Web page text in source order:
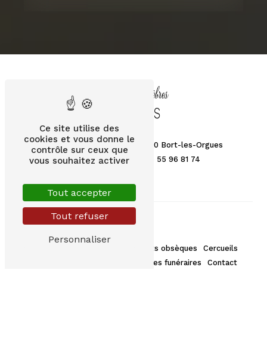
Za du Ruisseau Perdu, 19110 Bort-les-Orgues
05 55 96 73 29
05 55 96 81 74
Plan du site
Contrats obsèques
Cercueils
Articles funéraires Contact
Ce site utilise des
cookies et vous donne le
contrôle sur ceux que
vous souhaitez activer
Tout accepter
Tout refuser
Personnaliser